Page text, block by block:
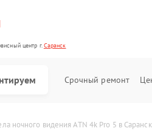
центр г.Саранск
Срочный ремонт
ночного видения ATN 4k Pro 5 в